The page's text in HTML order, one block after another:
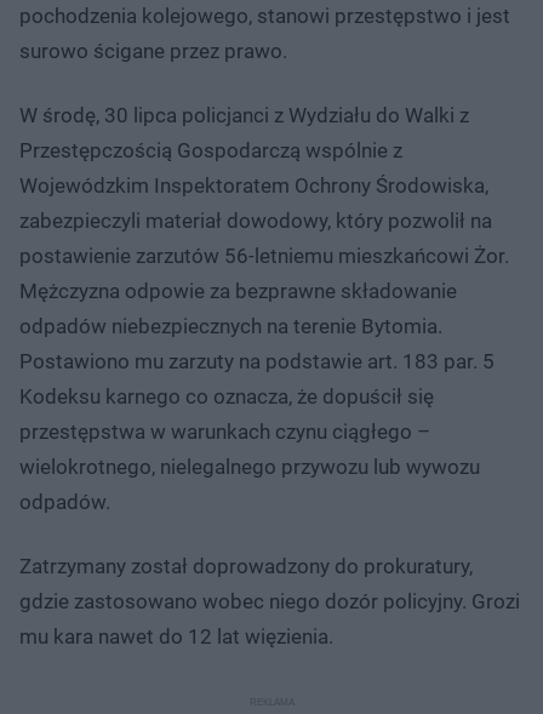
pochodzenia kolejowego, stanowi przestępstwo i jest
surowo ścigane przez prawo.
W środę, 30 lipca policjanci z Wydziału do Walki z
Przestępczością Gospodarczą wspólnie z
Wojewódzkim Inspektoratem Ochrony Środowiska,
zabezpieczyli materiał dowodowy, który pozwolił na
postawienie zarzutów 56-letniemu mieszkańcowi Żor.
Mężczyzna odpowie za bezprawne składowanie
odpadów niebezpiecznych na terenie Bytomia.
Postawiono mu zarzuty na podstawie art. 183 par. 5
Kodeksu karnego co oznacza, że dopuścił się
przestępstwa w warunkach czynu ciągłego –
wielokrotnego, nielegalnego przywozu lub wywozu
odpadów.
Zatrzymany został doprowadzony do prokuratury,
gdzie zastosowano wobec niego dozór policyjny. Grozi
mu kara nawet do 12 lat więzienia.